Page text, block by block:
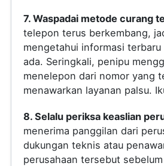
7. Waspadai metode curang
telepon terus berkembang,
mengetahui informasi
ada. Seringkali, penipu
menelepon dari nomor yang
menawarkan layanan palsu.
8. Selalu periksa keaslian
menerima panggilan dari
dukungan teknis atau
perusahaan tersebut